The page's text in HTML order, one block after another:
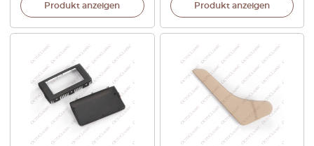
Produkt anzeigen Produkt anzeigen